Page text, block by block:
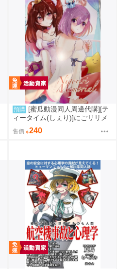
預購 [蜜瓜動漫同人周邊代購][テ
ィータイム(しぇり)]にごリリメ
モリアル(2.5次元的誘惑)(同人
誌)
售價 240